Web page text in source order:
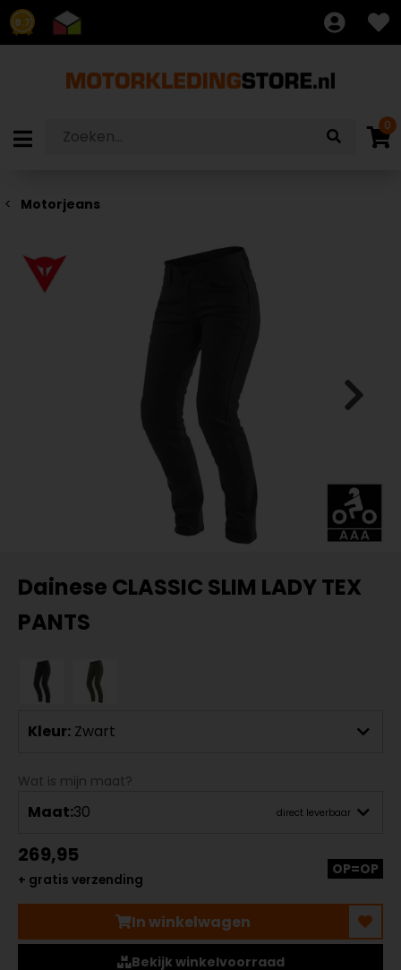
8.7
0
Motorjeans
Dainese CLASSIC SLIM LADY TEX
PANTS
Kleur: Zwart
Wat is mijn maat?
Maat:30 direct leverbaar
269,95
+ gratis verzending
OP=OP
In winkelwagen
Bekijk winkelvoorraad